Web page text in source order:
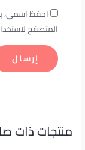
احفظ اسمي،
المتصفح
منتجات ذات